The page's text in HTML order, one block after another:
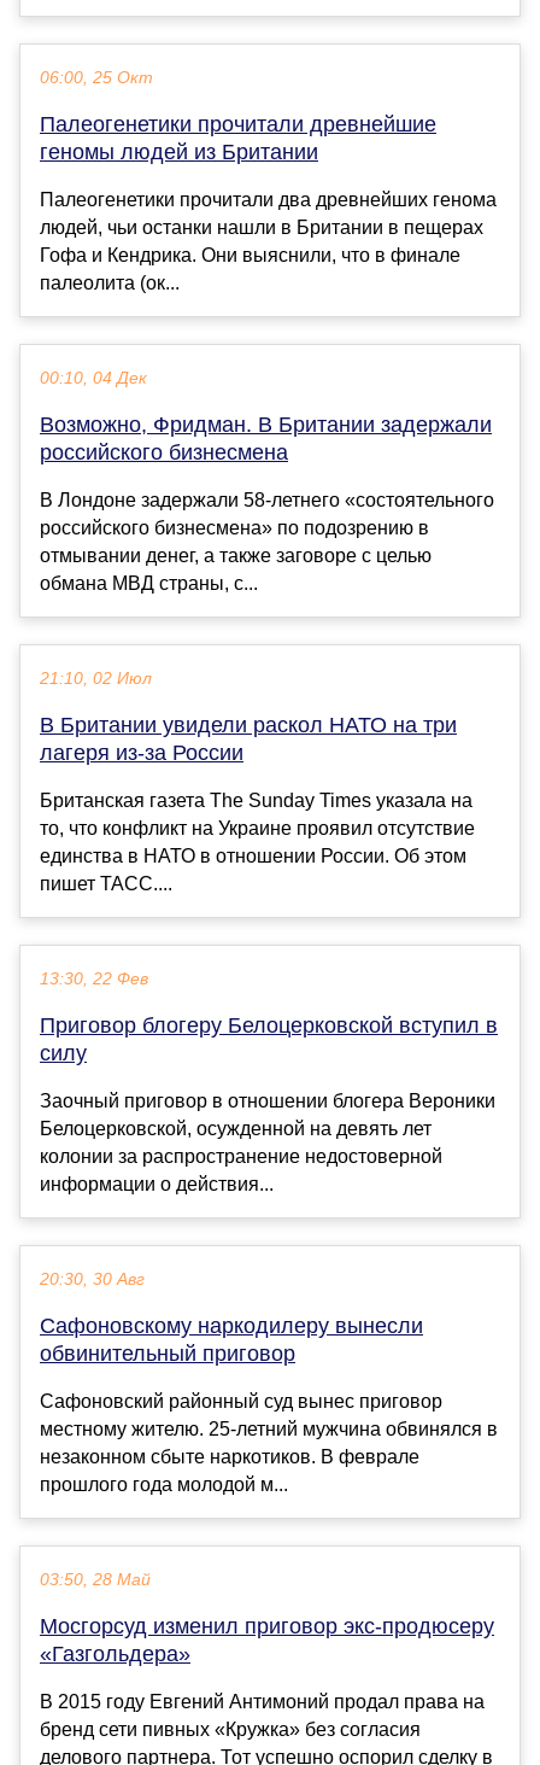
06:00, 25 Окт
Палеогенетики прочитали древнейшие
геномы людей из Британии
Палеогенетики прочитали два древнейших генома
людей, чьи останки нашли в Британии в пещерах
Гофа и Кендрика. Они выяснили, что в финале
палеолита (ок...
00:10, 04 Дек
Возможно, Фридман. В Британии задержали
российского бизнесмена
В Лондоне задержали 58-летнего «состоятельного
российского бизнесмена» по подозрению в
отмывании денег, а также заговоре с целью
обмана МВД страны, с...
21:10, 02 Июл
В Британии увидели раскол НАТО на три
лагеря из-за России
Британская газета The Sunday Times указала на
то, что конфликт на Украине проявил отсутствие
единства в НАТО в отношении России. Об этом
пишет ТАСС....
13:30, 22 Фев
Приговор блогеру Белоцерковской вступил в
силу
Заочный приговор в отношении блогера Вероники
Белоцерковской, осужденной на девять лет
колонии за распространение недостоверной
информации о действия...
20:30, 30 Авг
Сафоновскому наркодилеру вынесли
обвинительный приговор
Сафоновский районный суд вынес приговор
местному жителю. 25-летний мужчина обвинялся в
незаконном сбыте наркотиков. В феврале
прошлого года молодой м...
03:50, 28 Май
Мосгорсуд изменил приговор экс-продюсеру
«Газгольдера»
В 2015 году Евгений Антимоний продал права на
бренд сети пивных «Кружка» без согласия
делового партнера. Тот успешно оспорил сделку в